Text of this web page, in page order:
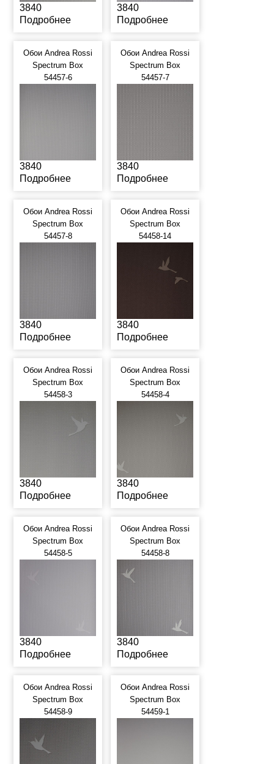
3840
Подробнее
3840
Подробнее
Обои Andrea Rossi
Spectrum Box
54457-6
3840
Подробнее
Обои Andrea Rossi
Spectrum Box
54457-7
3840
Подробнее
Обои Andrea Rossi
Spectrum Box
54457-8
3840
Подробнее
Обои Andrea Rossi
Spectrum Box
54458-14
3840
Подробнее
Обои Andrea Rossi
Spectrum Box
54458-3
3840
Подробнее
Обои Andrea Rossi
Spectrum Box
54458-4
3840
Подробнее
Обои Andrea Rossi
Spectrum Box
54458-5
3840
Подробнее
Обои Andrea Rossi
Spectrum Box
54458-8
3840
Подробнее
Обои Andrea Rossi
Spectrum Box
54458-9
Обои Andrea Rossi
Spectrum Box
54459-1